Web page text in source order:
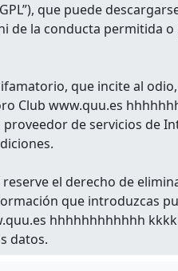
que puede
de la conducta permitida
que incite al
Club www.quu.es
de servicios de
el derecho de
que introduzcas
hhhhhhhhhhhh
datos.